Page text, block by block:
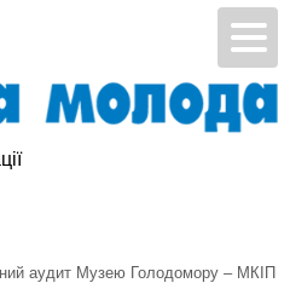
аудит Музею Голодомору – МКІП